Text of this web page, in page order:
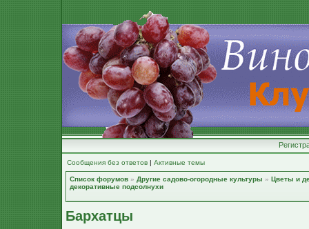
Сообщения без ответов | Активные темы
Список форумов » Другие садово-огородные культуры » Цветы и
декоративные подсолнухи
Бархатцы